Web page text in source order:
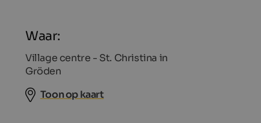
Waar:
Village centre - St. Christina in
Gröden
Toon op kaart